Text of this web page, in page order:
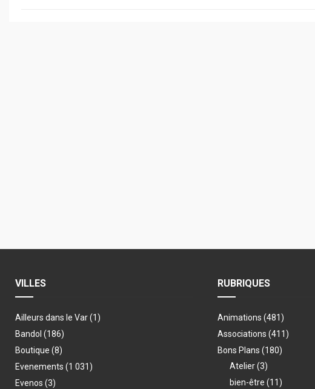
VILLES
Ailleurs dans le Var(1)
Bandol (186)
Boutique (8)
Evenements (1 031)
Evenos (3)
RUBRIQUES
Animations (481)
Associations (411)
Bons Plans (180)
Atelier(3)
bien-être (11)